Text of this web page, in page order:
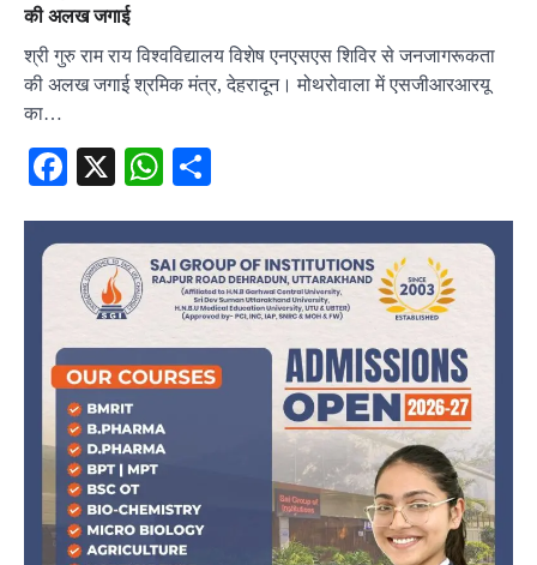
की अलख जगाई
श्री गुरु राम राय विश्वविद्यालय विशेष एनएसएस शिविर से जनजागरूकता
की अलख जगाई श्रमिक मंत्र, देहरादून। मोथरोवाला में एसजीआरआरयू
का…
Facebook
X WhatsApp